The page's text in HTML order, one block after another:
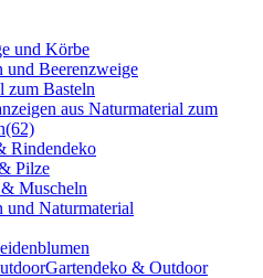
und Körbe
und Beerenzweige
zum Basteln
aus Naturmaterial zum
(62)
Rindendeko
Pilze
Muscheln
und Naturmaterial
Gartendeko & Outdoor